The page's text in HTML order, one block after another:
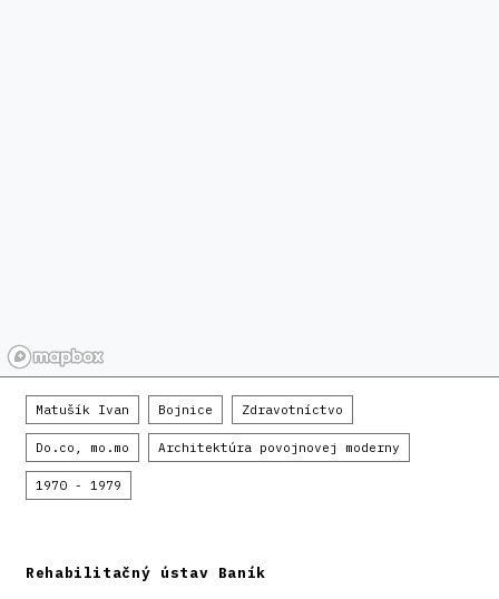
Matušík Ivan Bojnice Zdravotníctvo
Do.co, mo.mo Architektúra povojnovej moderny
1970 - 1979
Rehabilitačný ústav Baník